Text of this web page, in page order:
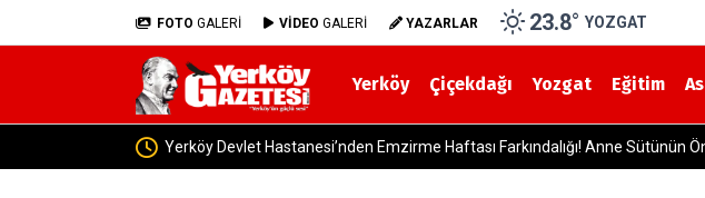
FOTO GALERİ VİDEO GALERİ YAZARLAR 23.8° YOZGAT
Yerköy Çiçekdağı Yozgat Eğitim
Yerköy’de Gıda Denetimleri Sıkılaştı! İşletmeler Tek Tek Kontrol Ediliyor